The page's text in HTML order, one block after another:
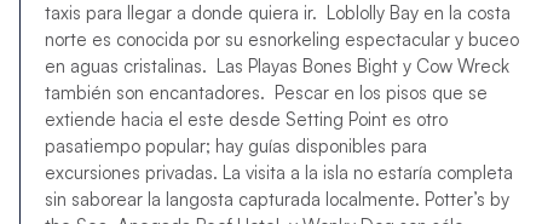
taxis para llegar a donde quiera ir. Loblolly Bay en la costa
norte es conocida por su esnorkeling espectacular y buceo
en aguas cristalinas. Las Playas Bones Bight y Cow Wreck
también son encantadores. Pescar en los pisos que se
extiende hacia el este desde Setting Point es otro
pasatiempo popular; hay guías disponibles para
excursiones privadas. La visita a la isla no estaría completa
sin saborear la langosta capturada localmente. Potter’s by